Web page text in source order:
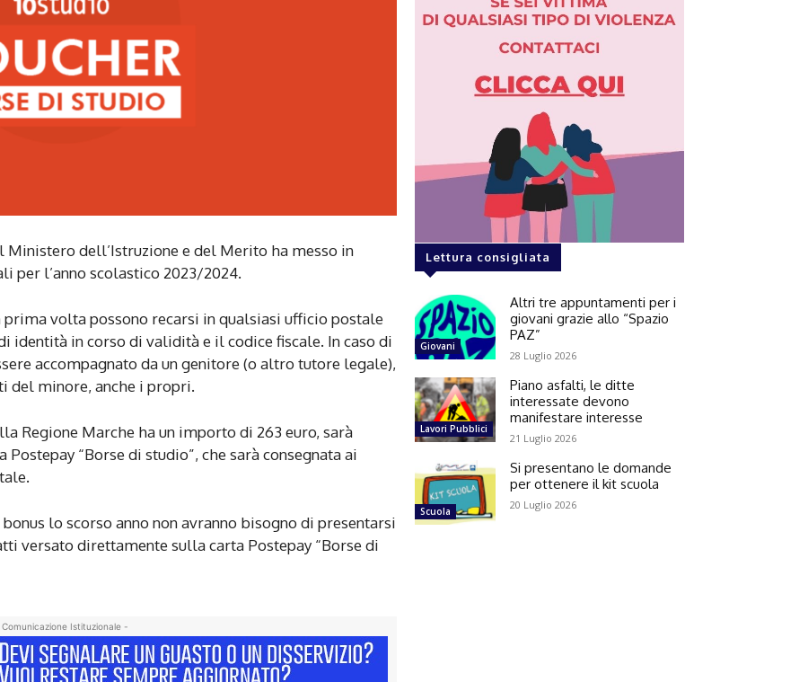
Ministero dell’Istruzione e del Merito ha messo in
per l’anno scolastico 2023/2024.
volta possono recarsi in qualsiasi ufficio postale
identità in corso di validità e il codice fiscale. In caso di
accompagnato da un genitore (o altro tutore legale),
del minore, anche i propri.
Regione Marche ha un importo di 263 euro, sarà
“Borse di studio”, che sarà consegnata ai
lo scorso anno non avranno bisogno di presentarsi
versato direttamente sulla carta Postepay “Borse di
Istituzionale -
Lettura consigliata
Giovani
Altri tre appuntamenti per i
giovani grazie allo “Spazio
PAZ”
28 Luglio 2026
Lavori Pubblici
Piano asfalti, le ditte
interessate devono
manifestare interesse
21 Luglio 2026
Scuola
Si presentano le domande
per ottenere il kit scuola
20 Luglio 2026